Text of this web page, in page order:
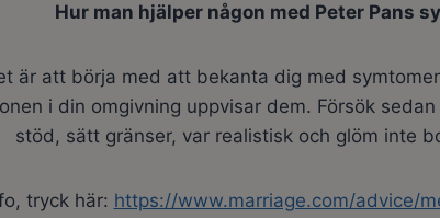
Hur man hjälper någon med Peter Pans
är att börja med att bekanta dig med
i din omgivning uppvisar dem. Försök
stöd, sätt gränser, var realistisk och glöm inte
tryck här: https://www.marriage.com/advice/